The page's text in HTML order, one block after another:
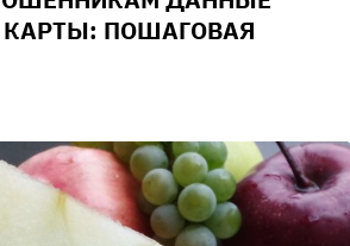
ПОШАГОВАЯ